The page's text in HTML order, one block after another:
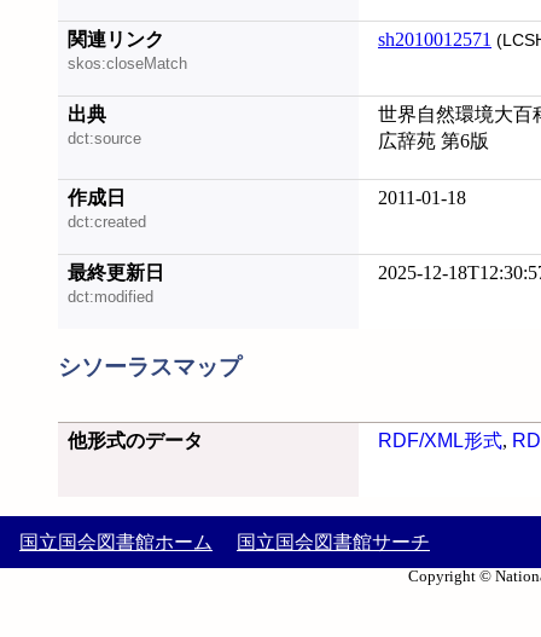
関連リンク
skos:closeMatch
sh2010012571
出典
dct:source
世界自然環境大百
広辞苑 第6版
作成日
dct:created
2011-01-18
最終更新日
dct:modified
2025-12-
シソーラスマップ
他形式のデータ RDF/XML形式,
国立国会図書館ホーム 国立国会図書館サーチ
Copyright ©